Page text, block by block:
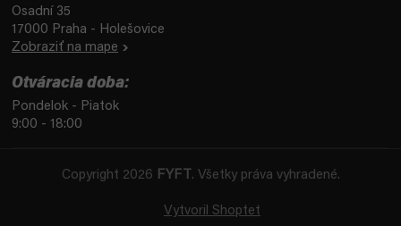
Osadní 35
17000 Praha - Holešovice
Zobraziť na mape
Otváracia doba:
Pondelok - Piatok
9:00 - 18:00
Vytvoril Shoptet
Copyright 2026 FYFT . Všetky práva vyhradené.